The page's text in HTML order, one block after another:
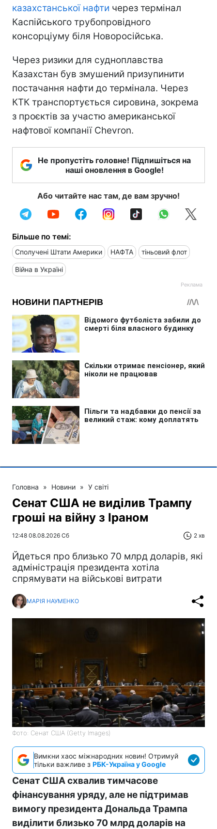
казахстанської нафти через термінал
Каспійського трубопровідного
консорціуму біля Новоросійська.
Через ризики для судноплавства
Казахстан був змушений призупинити
постачання нафти до термінала. Через
КТК транспортується сировина, зокрема
з проєктів за участю американської
нафтової компанії Chevron.
Не пропустіть головне! Підпишіться на
наші оновлення в Google!
Або читайте нас там, де вам зручно!
Більше по темі:
Сполучені Штати Америки НАФТА тіньовий флот
Війна в Україні
Головна » Новини » У світі
Сенат США не виділив Трампу
гроші на війну з Іраном
12:48 08.08.2026 Сб 2 хв
Йдеться про близько 70 млрд доларів, які
адміністрація президента хотіла
спрямувати на військові витрати
МАРІЯ НАУМЕНКО
Фото: Сенат США (Getty Images)
Вимкни хаос міжнародних новин! Отримуй
тільки важливе з РБК-Україна у Google
Сенат США схвалив тимчасове
фінансування уряду, але не підтримав
вимогу президента Дональда Трампа
виділити близько 70 млрд доларів на